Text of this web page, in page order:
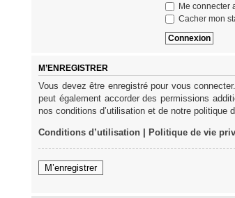
Me connecter
Cacher mon
M’ENREGISTRER
Vous devez être enregistré pour vous
peut également accorder des permissions
nos conditions d’utilisation et de notre politique
Conditions d’utilisation Politique de vie
M’enregistrer